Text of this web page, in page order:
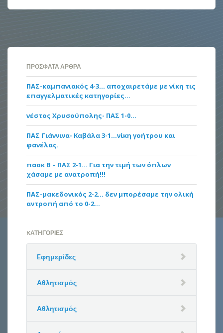
ΠΡΌΣΦΑΤΑ ΆΡΘΡΑ
ΠΑΣ-καμπανιακός 4-3… αποχαιρετάμε με νίκη τις
επαγγελματικές κατηγορίες…
νέστος Χρυσούπολης- ΠΑΣ 1-0…
ΠΑΣ Γιάννινα- Καβάλα 3-1…νίκη γοήτρου και
φανέλας.
παοκ Β – ΠΑΣ 2-1… Για την τιμή των όπλων
χάσαμε με ανατροπή!!!
ΠΑΣ-μακεδονικός 2-2… δεν μπορέσαμε την ολική
αντροπή από το 0-2…
KΑΤΗΓΟΡΊΕΣ
Eφημερίδες
Αθλητισμός
Αθλητισμός